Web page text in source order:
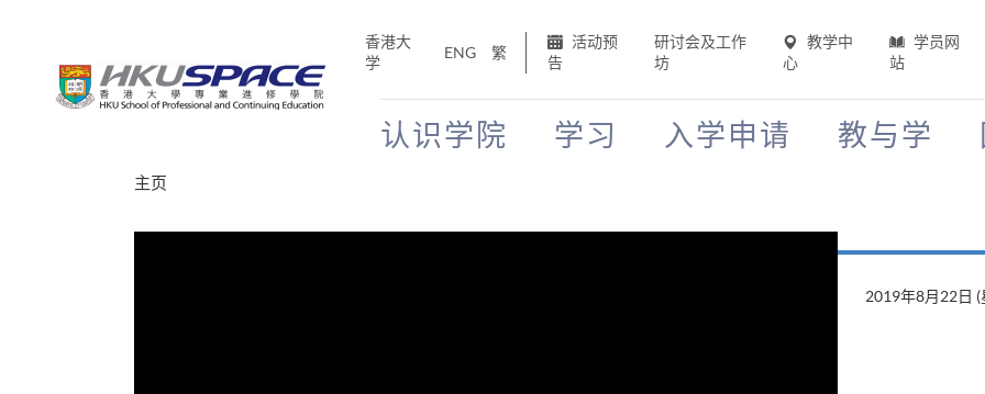
香港大
学
ENG 繁
活动预
告
研讨会及工作
坊
教学中
心
学员网
站
认识学院 学习 入学申请 教与学
主页
2019年8月22日 (